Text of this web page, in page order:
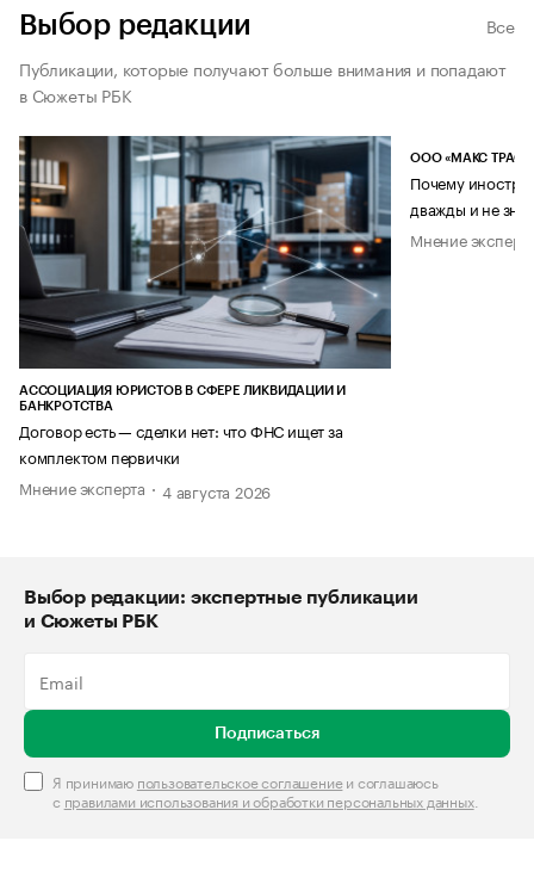
Выбор редакции
Все
Публикации, которые получают больше внимания и попадают
в Сюжеты РБК
АССОЦИАЦИЯ ЮРИСТОВ В СФЕРЕ ЛИКВИДАЦИИ И
БАНКРОТСТВА
Договор есть — сделки нет: что ФНС ищет за
комплектом первички
Мнение эксперта
4 августа 2026
ООО «МАКС ТРАСТ»
Почему
дважды и не
Мнение
Выбор редакции: экспертные публикации
и Сюжеты РБК
Подписаться
Я принимаю пользовательское соглашениеи соглашаюсь
с правилами использования и обработки персональных данных.